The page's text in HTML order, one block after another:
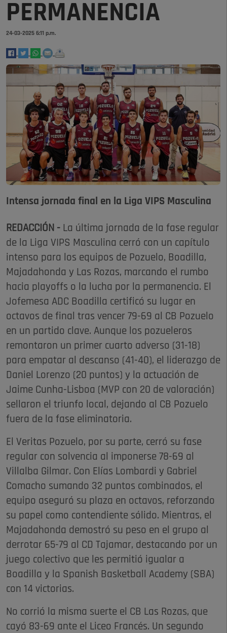
PERMANENCIA
24-03-2025 6:11 p.m.
Intensa jornada final en la Liga VIPS Masculina
REDACCIÓN - La última jornada de la fase regular
de la Liga VIPS Masculina cerró con un capítulo
intenso para los equipos de Pozuelo, Boadilla,
Majadahonda y Las Rozas, marcando el rumbo
hacia playoffs o la lucha por la permanencia. El
Jofemesa ADC Boadilla certificó su lugar en
octavos de final tras vencer 79-69 al CB Pozuelo
en un partido clave. Aunque los pozueleros
remontaron un primer cuarto adverso (31-18)
para empatar al descanso (41-40), el liderazgo de
Daniel Lorenzo (20 puntos) y la actuación de
Jaime Cunha-Lisboa (MVP con 20 de valoración)
sellaron el triunfo local, dejando al CB Pozuelo
fuera de la fase eliminatoria.
El Veritas Pozuelo, por su parte, cerró su fase
regular con solvencia al imponerse 78-69 al
Villalba Gilmar. Con Elías Lombardi y Gabriel
Comacho sumando 32 puntos combinados, el
equipo aseguró su plaza en octavos, reforzando
su papel como contendiente sólido. Mientras, el
Majadahonda demostró su peso en el grupo al
derrotar 65-79 al CD Tajamar, destacando por un
juego colectivo que les permitió igualar a
Boadilla y la Spanish Basketball Academy (SBA)
con 14 victorias.
No corrió la misma suerte el CB Las Rozas, que
cayó 83-69 ante el Liceo Francés. Un segundo